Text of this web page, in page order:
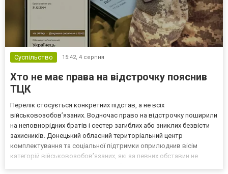
Суспільство 15:42, 4 серпня
Хто не має права на відстрочку пояснив
ТЦК
Перелік стосується конкретних підстав, а не всіх
військовозобов’язаних. Водночас право на відстрочку поширили
на неповнорідних братів і сестер загиблих або зниклих безвісти
захисників. Донецький обласний територіальний центр
комплектування та соціальної підтримки оприлюднив вісім
категорій військовозобов’язаних, які за певних обставин не